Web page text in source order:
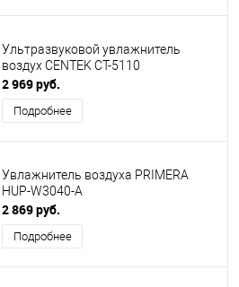
Ультразвуковой увлажнитель
воздух CENTEK СТ-5110
2 969 руб.
Подробнее
Увлажнитель воздуха PRIMERA
HUP-W3040-A
2 869 руб.
Подробнее